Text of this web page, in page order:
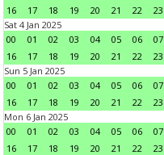
16
17 18 19 20 21 22
23
Sat 4 Jan 2025
00
01 02 03 04 05 06 07
16
17 18 19 20 21 22
23
Sun 5 Jan 2025
00
01 02 03 04 05 06 07
16
17 18 19 20 21 22
23
Mon 6 Jan 2025
00
01 02 03 04 05 06 07
16
17 18 19 20 21 22
23